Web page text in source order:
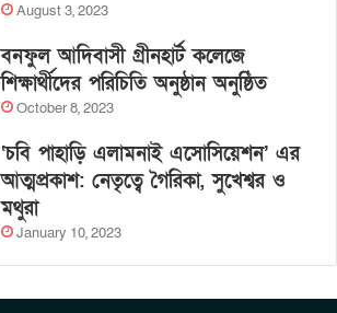
August 3, 2023
বনফুল আদিবাসী গ্রীনহার্ট কলেজে
শিক্ষার্থীদের পরিচিতি অনুষ্ঠান অনুষ্ঠিত
October 8, 2023
‘চবি পাহাড়ি এলামনাই এসোসিয়েশন’ এর
আত্মপ্রকাশ: নেতৃত্বে গৈরিকা, সুখেশ্বর ও
মথুরা
January 10, 2023